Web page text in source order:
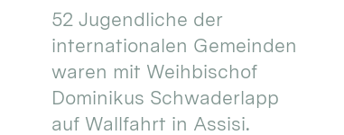
52 Jugendliche der
internationalen Gemeinden
waren mit Weihbischof
Dominikus Schwaderlapp
auf Wallfahrt in Assisi.